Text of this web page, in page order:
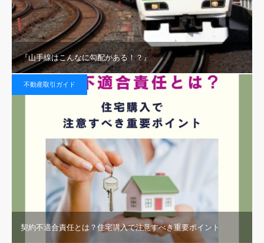
『山手線はこんなに勾配がある！？』
不動産取引ガイド
契約不適合責任とは？住宅購入で注意すべき重要ポイント